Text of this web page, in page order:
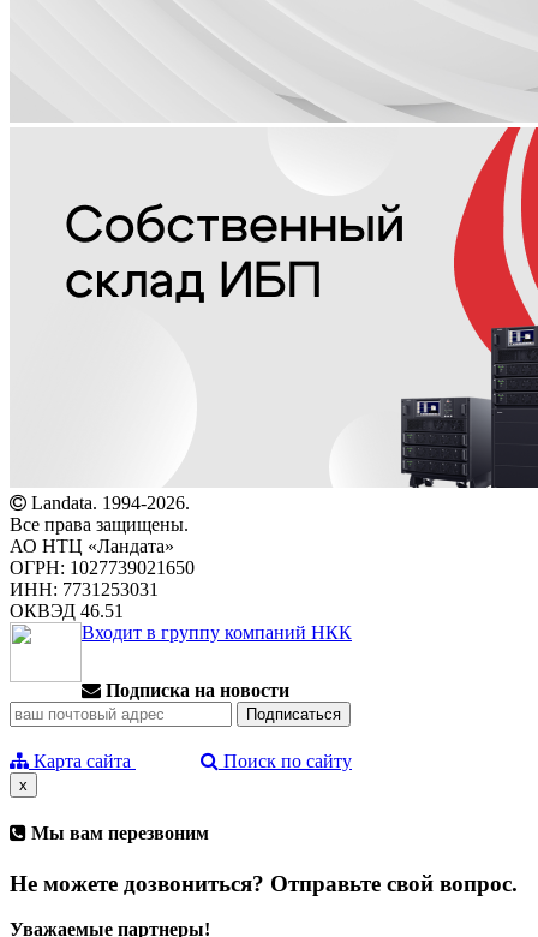
Landata. 1994-2026.
Все права защищены.
АО НТЦ «Ландата»
ОГРН: 1027739021650
ИНН: 7731253031
ОКВЭД 46.51
Входит в группу компаний НКК
Подписка на новости
Карта сайта Поиск по сайту
x
Мы вам перезвоним
Не можете дозвониться? Отправьте свой вопрос.
Уважаемые партнеры!